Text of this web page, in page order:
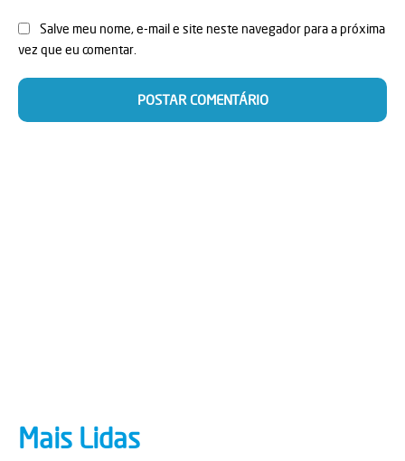
Salve meu nome, e-mail e site neste navegador para a próxima
vez que eu comentar.
Mais Lidas